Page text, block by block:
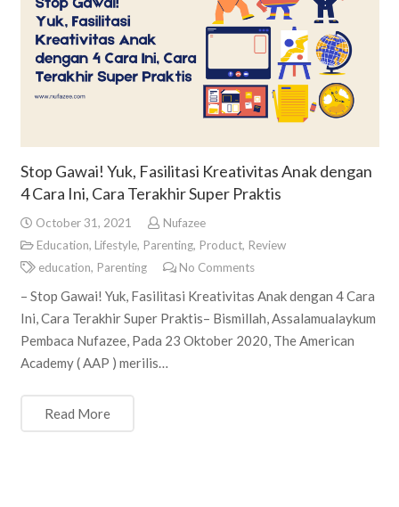
Stop Gawai! Yuk, Fasilitasi Kreativitas Anak dengan
4 Cara Ini, Cara Terakhir Super Praktis
October 31, 2021
Nufazee
Education, Lifestyle, Parenting, Product, Review
education, Parenting No Comments
– Stop Gawai! Yuk, Fasilitasi Kreativitas Anak dengan 4 Cara
Ini, Cara Terakhir Super Praktis– Bismillah, Assalamualaykum
Pembaca Nufazee, Pada 23 Oktober 2020, The American
Academy ( AAP ) merilis…
Read More